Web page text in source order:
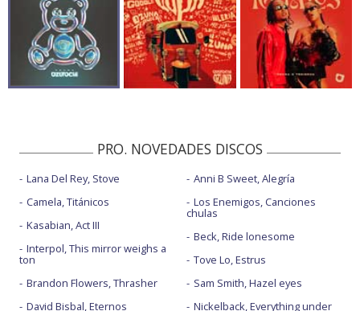
PRO. NOVEDADES DISCOS
Lana Del Rey, Stove
Camela, Titánicos
Kasabian, Act III
Interpol, This mirror weighs a
ton
Brandon Flowers, Thrasher
David Bisbal, Eternos
Anni B Sweet, Alegría
Los Enemigos, Canciones
chulas
Beck, Ride lonesome
Tove Lo, Estrus
Sam Smith, Hazel eyes
Nickelback, Everything under